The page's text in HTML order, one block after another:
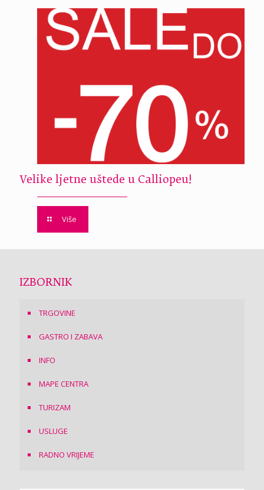
Velike ljetne uštede u Calliopeu!
Više
IZBORNIK
TRGOVINE
GASTRO I ZABAVA
INFO
MAPE CENTRA
TURIZAM
USLUGE
RADNO VRIJEME